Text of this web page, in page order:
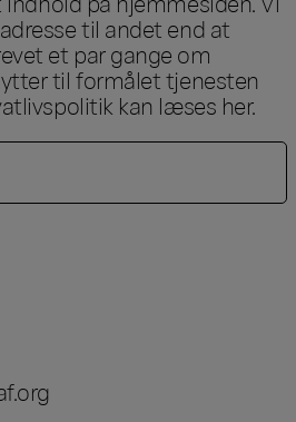
til andet end at
et par gange om
til formålet tjenesten
kan læses her.